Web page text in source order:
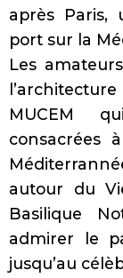
après Paris,
port sur la
Les
MUCEM
consacrées
autour du
Basilique
admirer le
jusqu’au